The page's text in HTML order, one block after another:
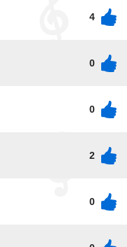
4
0
0
2
0